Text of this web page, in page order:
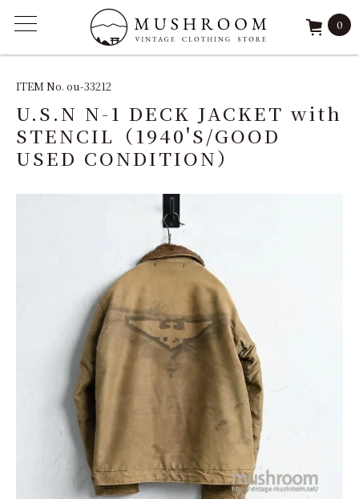
FEATURE
ARCHIVE
MY ACCOUNT
0
ITEM No. ou-33212
U.S.N N-1 DECK JACKET with
STENCIL（1940'S/GOOD
USED CONDITION）